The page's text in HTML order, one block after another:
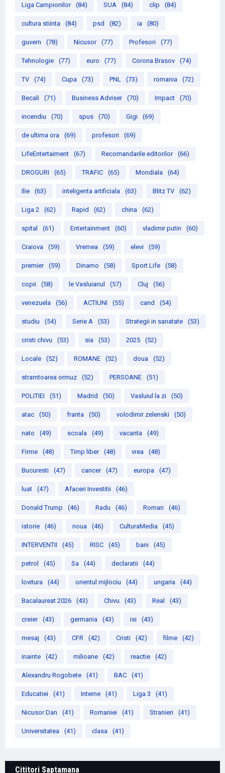
Liga Campionilor (84) SUA (84) clip (84)
cultura stiinta (84) psd (82) ia (80)
guvern (78) Nicusor (77) Profesori (77)
Tehnologie (77) euro (77) Corona Brasov (74)
TV (74) Cupa (73) PNL (73) romania (72)
Becali (71) Business Adviser (70) Impact (70)
incendiu (70) spus (70) Gigi (69)
de ultima ora (69) profesori (69)
LifeEntertaiment (67) Recomandarile editorilor (66)
DROGURI (65) TRAFIC (65) Mondiala (64)
Ilie (63) inteligenta artificiala (63) Blitz TV (62)
Liga 2 (62) Rapid (62) china (62)
spital (61) Entertainment (60) vladimir putin (60)
Craiova (59) Vremea (59) elevi (59)
premier (59) Dinamo (58) Sport Life (58)
copii (58) le Vasluianul (57) Cluj (56)
venezuela (56) ACTIUNI (55) cand (54)
studiu (54) Serie A (53) Strategii in sanatate (53)
cristi chivu (53) sia (53) 2025 (52)
Locale (52) ROMANE (52) doua (52)
stramtoarea ormuz (52) PERSOANE (51)
POLITIEI (51) Madrid (50) Vasluiul la zi (50)
atac (50) franta (50) volodimir zelenski (50)
nato (49) scoala (49) vacanta (49)
Firme (48) Timp liber (48) vrea (48)
Bucuresti (47) cancer (47) europa (47)
luat (47) Afaceri Investitii (46)
Donald Trump (46) Radu (46) Roman (46)
istorie (46) noua (46) CulturaMedia (45)
INTERVENTII (45) RISC (45) bani (45)
petrol (45) Sa (44) declaratii (44)
lovitura (44) orientul mijlociu (44) ungaria (44)
Bacalaureat 2026 (43) Chivu (43) Real (43)
creier (43) germania (43) isi (43)
mesaj (43) CFR (42) Cristi (42) filme (42)
inainte (42) milioane (42) reactie (42)
Alexandru Rogobete (41) BAC (41)
Educatiei (41) Interne (41) Liga 3 (41)
Nicusor Dan (41) Romaniei (41) Stranieri (41)
Universitatea (41) clasa (41)
Cititori Saptamana